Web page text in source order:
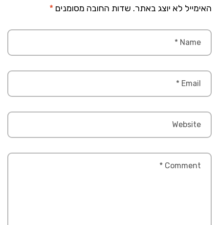
האימייל לא יוצג באתר. שדות החובה מסומנים *